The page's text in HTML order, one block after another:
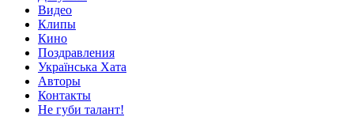
Видео
Клипы
Кино
Поздравления
Українська Хата
Авторы
Контакты
Не губи талант!